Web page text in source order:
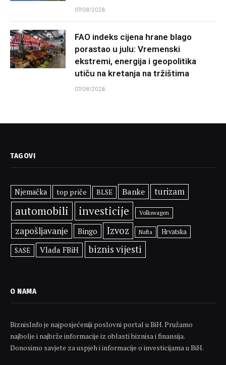
07/08/2026
FAO indeks cijena hrane blago
porastao u julu: Vremenski
ekstremi, energija i geopolitika
utiču na kretanja na tržištima
07/08/2026
TAGOVI
Njemačka top priče BLSE Banke turizam
automobili investicije Volkswagen
zapošljavanje Bingo Izvoz Nafta Hrvatska
SASE Vlada FBiH biznis vijesti
O NAMA
BiznisInfo je najposjećeniji poslovni portal u BiH. Pružamo
najbolje i najbrže informacije iz oblasti biznisa i finansija.
Donosimo savjete za uspjeh i informacije o investicijama u BiH.